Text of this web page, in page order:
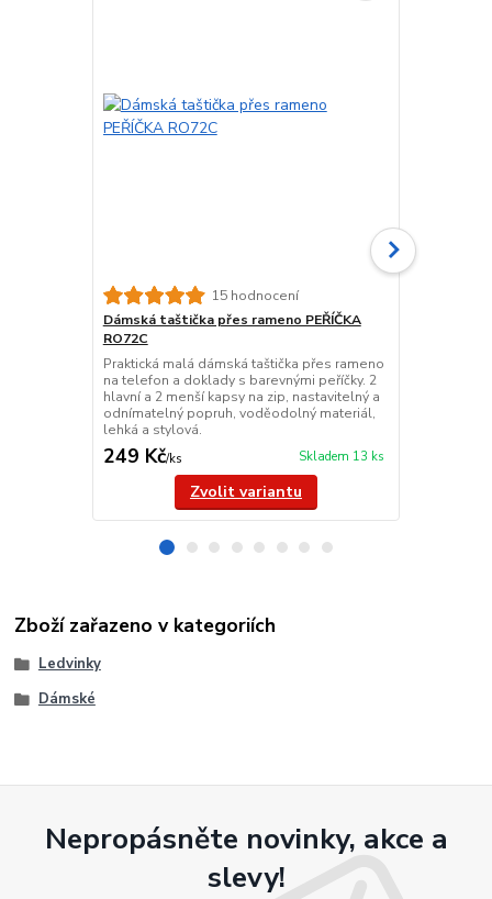
15 hodnocení
Dámská taštička přes rameno PEŘÍČKA
RO72C
Praktická malá dámská taštička přes rameno
na telefon a doklady s barevnými peříčky. 2
hlavní a 2 menší kapsy na zip, nastavitelný a
odnímatelný popruh, voděodolný materiál,
lehká a stylová.
249 Kč/ks Skladem 13 ks
Zvolit variantu
Zboží zařazeno v kategoriích
Ledvinky
Dámské
Nepropásněte novinky, akce a
slevy!